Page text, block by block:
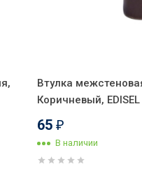
Втулка
Коричневый,
65 ₽
В наличии